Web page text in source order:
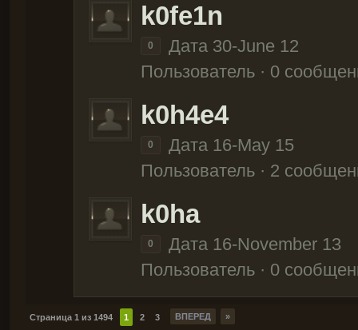
k0fe1n
0
Дата 30-June 12
Пользователь · 0
k0h4e4
0
Дата 16-May 15
Пользователь · 2
k0ha
0
Дата 16-November 13
Пользователь · 0
Страница 1 из 1494 1 2 3 ВПЕРЕД »